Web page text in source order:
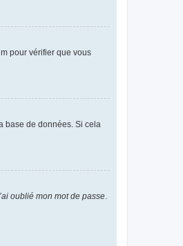
pour vérifier que vous
base de données. Si cela
oublié mon mot de passe